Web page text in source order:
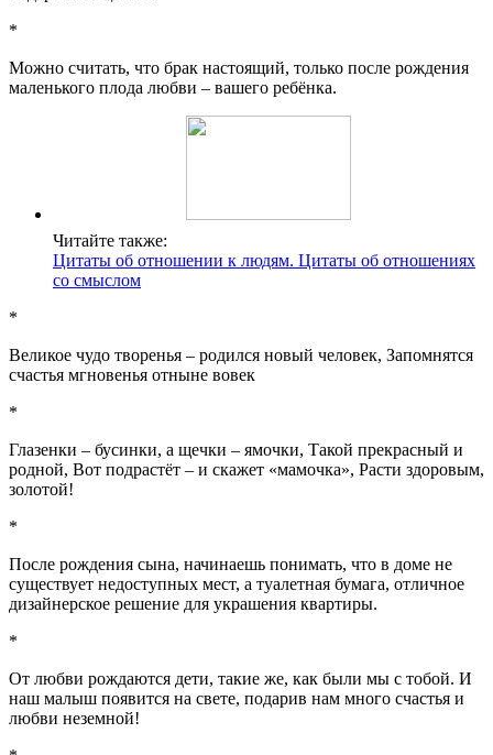
*
Можно считать, что брак настоящий, только после рождения
маленького плода любви – вашего ребёнка.
Читайте также:
Цитаты об отношении к людям. Цитаты об отношениях
со смыслом
*
Великое чудо творенья – родился новый человек, Запомнятся
счастья мгновенья отныне вовек
*
Глазенки – бусинки, а щечки – ямочки, Такой прекрасный и
родной, Вот подрастёт – и скажет «мамочка», Расти здоровым,
золотой!
*
После рождения сына, начинаешь понимать, что в доме не
существует недоступных мест, а туалетная бумага, отличное
дизайнерское решение для украшения квартиры.
*
От любви рождаются дети, такие же, как были мы с тобой. И
наш малыш появится на свете, подарив нам много счастья и
любви неземной!